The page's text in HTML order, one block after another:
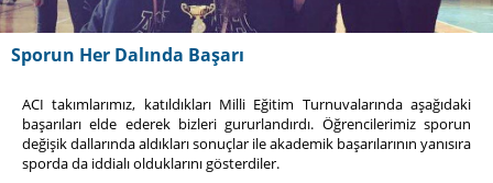
Sporun Her Dalında Başarı
ACI takımlarımız, katıldıkları Milli Eğitim Turnuvalarında aşağıdaki
başarıları elde ederek bizleri gururlandırdı. Öğrencilerimiz sporun
değişik dallarında aldıkları sonuçlar ile akademik başarılarının yanısıra
sporda da iddialı olduklarını gösterdiler.